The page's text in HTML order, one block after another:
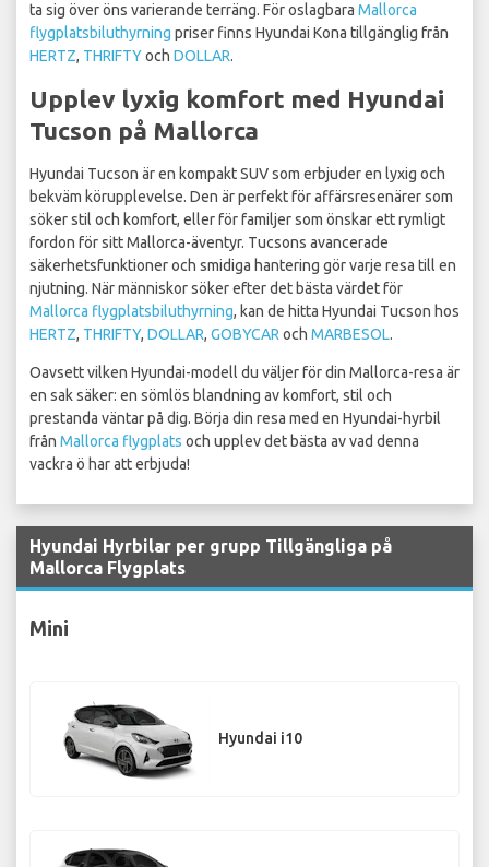
ta sig över öns varierande terräng. För oslagbara Mallorca
flygplatsbiluthyrning priser finns Hyundai Kona tillgänglig från
HERTZ, THRIFTYoch DOLLAR.
Upplev lyxig komfort med Hyundai
Tucson på Mallorca
Hyundai Tucson är en kompakt SUV som erbjuder en lyxig och
bekväm körupplevelse. Den är perfekt för affärsresenärer som
söker stil och komfort, eller för familjer som önskar ett rymligt
fordon för sitt Mallorca-äventyr. Tucsons avancerade
säkerhetsfunktioner och smidiga hantering gör varje resa till en
njutning. När människor söker efter det bästa värdet för
Mallorca flygplatsbiluthyrning, kan de hitta Hyundai Tucson hos
HERTZ, THRIFTY, DOLLAR, GOBYCAR och MARBESOL.
Oavsett vilken Hyundai-modell du väljer för din Mallorca-resa är
en sak säker: en sömlös blandning av komfort, stil och
prestanda väntar på dig. Börja din resa med en Hyundai-hyrbil
från Mallorca flygplats och upplev det bästa av vad denna
vackra ö har att erbjuda!
Hyundai Hyrbilar per grupp Tillgängliga på
Mallorca Flygplats
Mini
Hyundai i10